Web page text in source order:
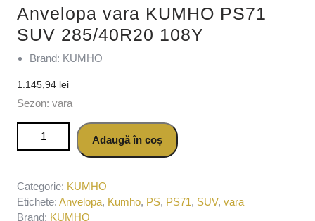
Anvelopa vara KUMHO PS71
SUV 285/40R20 108Y
Brand: KUMHO
1.145,94 lei
Sezon: vara
Cantitate Anvelopa vara KUMHO PS71 SUV 285/40R20
Adaugă în coș
Categorie: KUMHO
Etichete: Anvelopa, Kumho, PS, PS71, SUV, vara
Brand: KUMHO